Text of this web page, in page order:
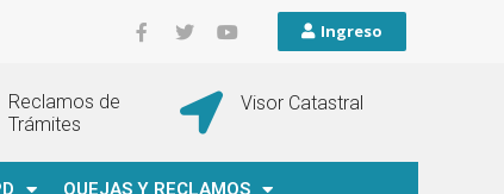
Ingreso
Reclamos de
Trámites
Visor Catastral
QUEJAS Y RECLAMOS